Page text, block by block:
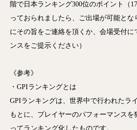
階で日本ランキング300位のポイント（
っておられましたら、ご出場が可能と
にその旨をご連絡を頂くか、会場受付
ンスをご提示ください）
《参考》
・GPIランキングとは
GPIランキングは、世界中で行われたラ
もとに、プレイヤーのパフォーマンスを
ってランキング化したものです。